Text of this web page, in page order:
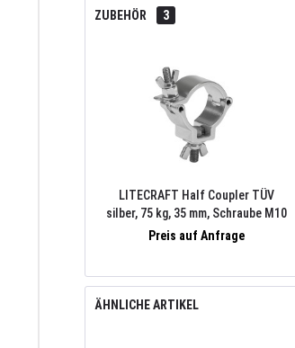
ZUBEHÖR 3
LITECRAFT Half Coupler TÜV
silber, 75 kg, 35 mm, Schraube M10
Preis auf Anfrage
ÄHNLICHE ARTIKEL